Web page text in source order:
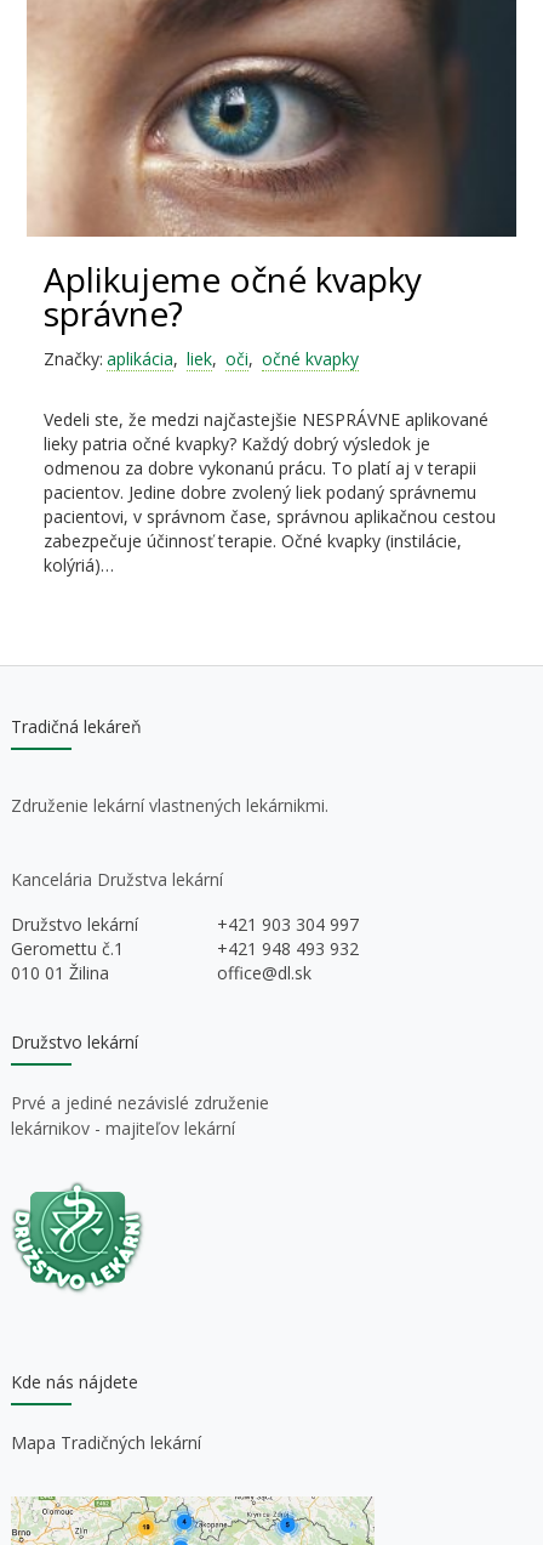
Aplikujeme očné kvapky
správne?
Značky: aplikácia, liek, oči, očné kvapky
Vedeli ste, že medzi najčastejšie NESPRÁVNE aplikované
lieky patria očné kvapky? Každý dobrý výsledok je
odmenou za dobre vykonanú prácu. To platí aj v terapii
pacientov. Jedine dobre zvolený liek podaný správnemu
pacientovi, v správnom čase, správnou aplikačnou cestou
zabezpečuje účinnosť terapie. Očné kvapky (instilácie,
kolýriá)…
Tradičná lekáreň
Združenie lekární vlastnených lekárnikmi.
Kancelária Družstva lekární
Družstvo lekární
+421 903 304 997
Geromettu č.1
+421 948 493 932
010 01 Žilina
office@dl.sk
Družstvo lekární
Prvé a jediné nezávislé združenie
lekárnikov - majiteľov lekární
Kde nás nájdete
Mapa Tradičných lekární